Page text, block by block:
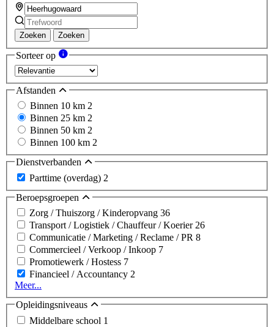
Zoeken Zoeken
Sorteer op
Afstanden
Binnen 10 km 2
Binnen 25 km 2
Binnen 50 km 2
Binnen 100 km 2
Dienstverbanden
Parttime (overdag) 2
Beroepsgroepen
Zorg / Thuiszorg / Kinderopvang 36
Transport / Logistiek / Chauffeur / Koerier26
Communicatie / Marketing / Reclame / PR 8
Commercieel / Verkoop / Inkoop 7
Promotiewerk / Hostess 7
Financieel / Accountancy 2
Meer...
Opleidingsniveaus
Middelbare school 1